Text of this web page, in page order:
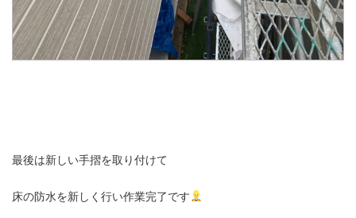
最後は新しい手摺を取り付けて
床の防水を新しく行い作業完了です